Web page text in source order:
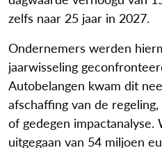
zelfs naar 25 jaar in 2027.
Ondernemers werden
jaarwisseling
Autobelangen kwam dit
afschaffing van de
of gedegen impactanalyse.
uitgegaan van 54 miljoen